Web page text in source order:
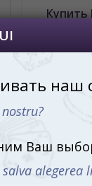
Купить
+ mini-